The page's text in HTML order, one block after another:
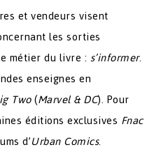
et vendeurs visent
les sorties
métier du livre : s’informer.
enseignes en
Two(Marvel & DC). Pour
éditions exclusives Fnac
d’Urban Comics.